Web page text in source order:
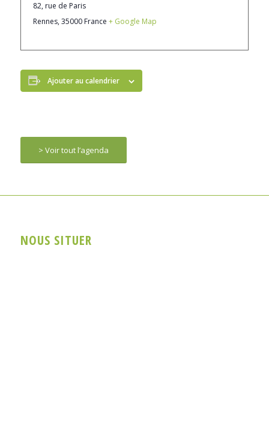
82, rue de Paris
Rennes, 35000 France + Google Map
Ajouter au calendrier
> Voir tout l’agenda
NOUS SITUER